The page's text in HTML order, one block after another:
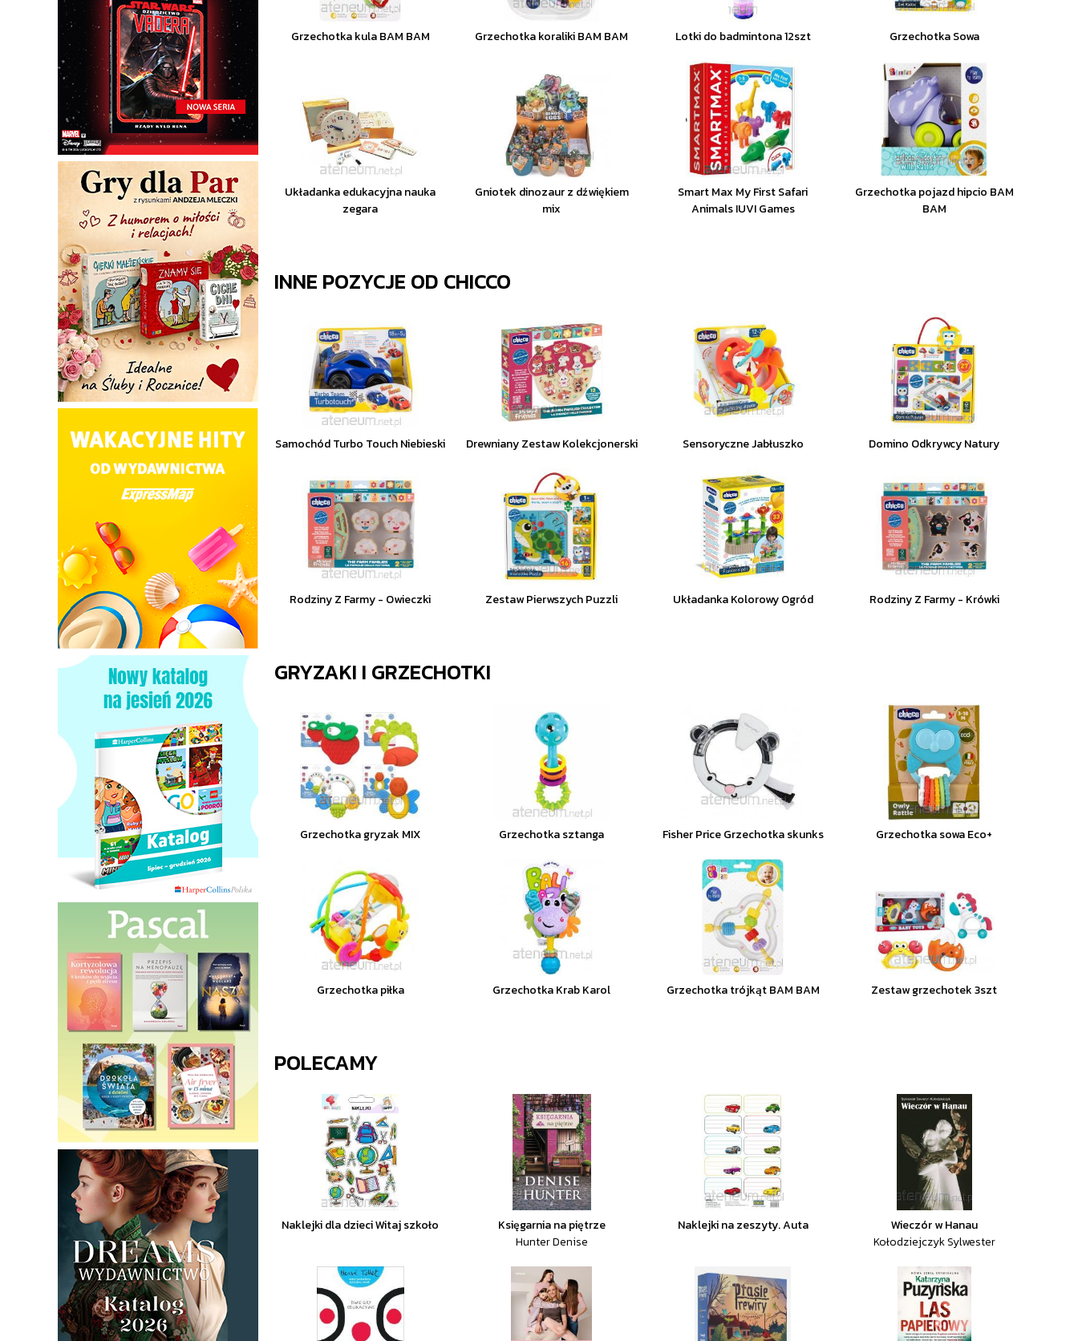
Grzechotka kula BAM BAM Grzechotka koraliki BAM BAM Lotki do badmintona 12szt Grzechotka Sowa
Układanka edukacyjna nauka
zegara
Gniotek dinozaur z dźwiękiem
mix
Smart Max My First Safari
Animals IUVI Games
Grzechotka pojazd hipcio BAM
BAM
INNE POZYCJE OD CHICCO
Samochód Turbo Touch Niebieski Drewniany Zestaw Kolekcjonerski Sensoryczne Jabłuszko Domino Odkrywcy Natury
Rodziny Z Farmy - Owieczki Zestaw Pierwszych Puzzli Układanka Kolorowy Ogród Rodziny Z Farmy - Krówki
GRYZAKI I GRZECHOTKI
Grzechotka gryzak MIX Grzechotka sztanga Fisher Price Grzechotka skunks Grzechotka sowa Eco+
Grzechotka piłka Grzechotka Krab Karol Grzechotka trójkąt BAM BAM Zestaw grzechotek 3szt
POLECAMY
Naklejki dla dzieci Witaj szkoło
Księgarnia na piętrze
Hunter Denise
Naklejki na zeszyty. Auta
Wieczór w Hanau
Kołodziejczyk Sylwester